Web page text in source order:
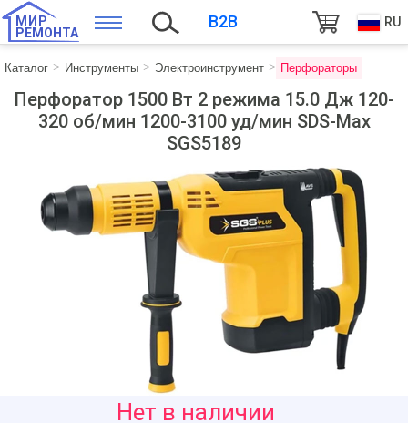
МИР
РЕМОНТА
B2B RU
Каталог Инструменты Электроинструмент Перфораторы
Перфоратор 1500 Вт 2 режима 15.0 Дж 120-
320 об/мин 1200-3100 уд/мин SDS-Max
SGS5189
Нет в наличии